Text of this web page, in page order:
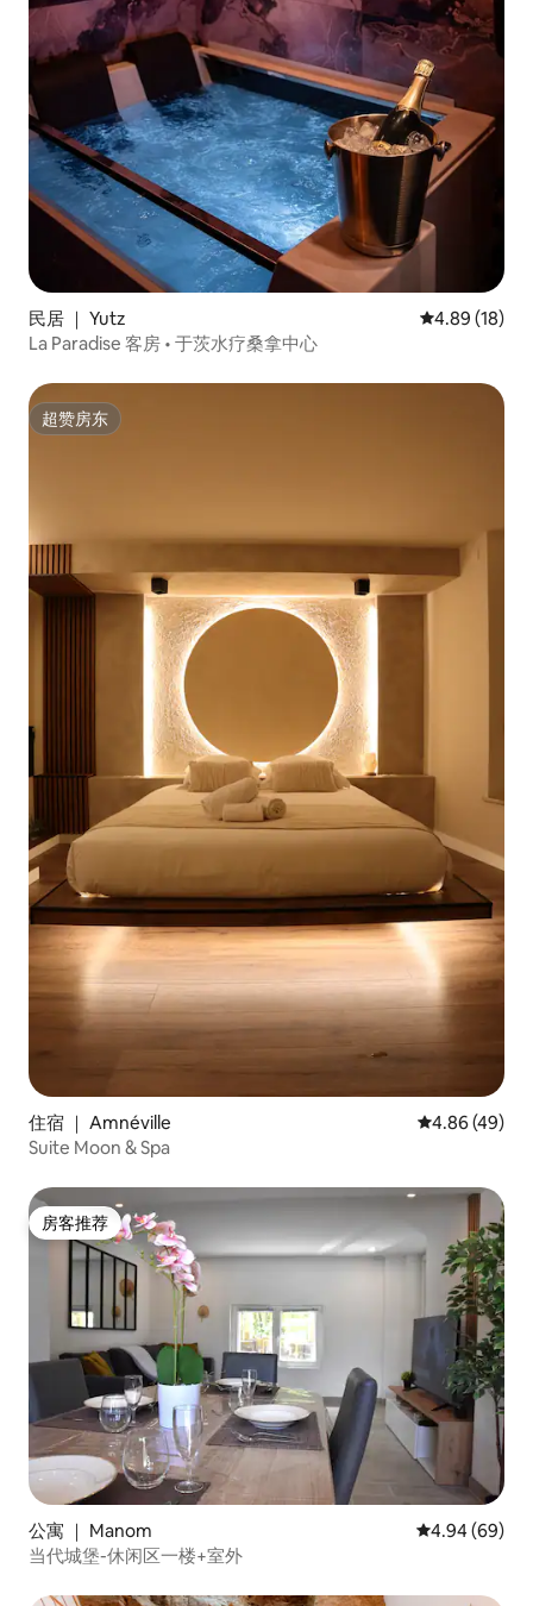
民居 ｜ Yutz 平均评分
4.89 (18)
La Paradise 客房 • 于茨水疗桑拿中心
超赞房东
超赞房东
住宿 ｜ Amnéville 平均评分
4.86 (49)
Suite Moon & Spa
房客推荐
房客推荐
公寓 ｜ Manom 平均评分 4.94
4.94 (69)
当代城堡-休闲区一楼+室外